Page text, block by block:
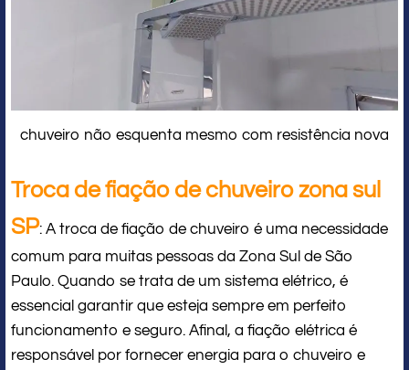
chuveiro não esquenta mesmo com resistência nova
Troca de fiação de chuveiro zona sul
SP: A troca de fiação de chuveiro é uma necessidade
comum para muitas pessoas da Zona Sul de São
Paulo. Quando se trata de um sistema elétrico, é
essencial garantir que esteja sempre em perfeito
funcionamento e seguro. Afinal, a fiação elétrica é
responsável por fornecer energia para o chuveiro e